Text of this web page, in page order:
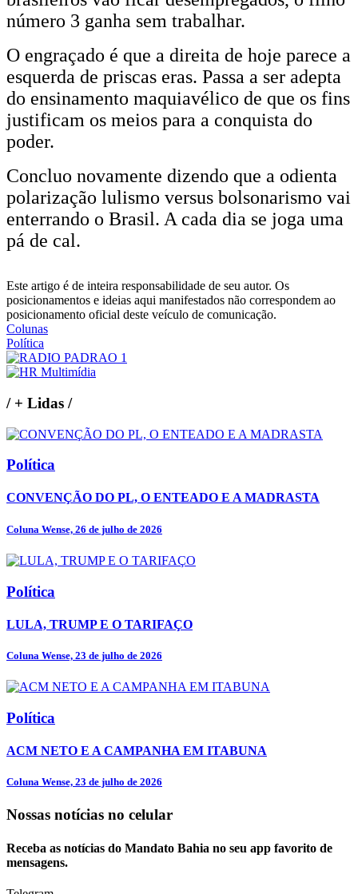
número 3 ganha sem trabalhar.
O engraçado é que a direita de hoje parece a
esquerda de priscas eras. Passa a ser adepta
do ensinamento maquiavélico de que os fins
justificam os meios para a conquista do
poder.
Concluo novamente dizendo que a odienta
polarização lulismo versus bolsonarismo vai
enterrando o Brasil. A cada dia se joga uma
pá de cal.
Este artigo é de inteira responsabilidade de seu autor. Os
posicionamentos e ideias aqui manifestados não correspondem ao
posicionamento oficial deste veículo de comunicação.
Colunas
Política
/+ Lidas /
Política
CONVENÇÃO DO PL, O ENTEADO E A MADRASTA
Coluna Wense, 26 de julho de 2026
Política
LULA, TRUMP E O TARIFAÇO
Coluna Wense, 23 de julho de 2026
Política
ACM NETO E A CAMPANHA EM ITABUNA
Coluna Wense, 23 de julho de 2026
Nossas notícias no celular
Receba as notícias do Mandato Bahia no seu app favorito de
mensagens.